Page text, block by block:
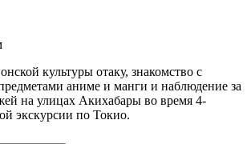
культуры отаку, знакомство с
аниме и манги и наблюдение за
на улицах Акихабары во время 4-
экскурсии по Токио.